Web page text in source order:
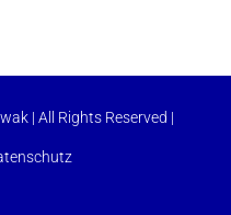
| All Rights Reserved |